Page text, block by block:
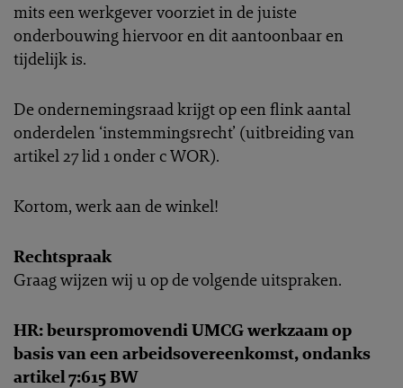
mits een werkgever voorziet in de juiste
onderbouwing hiervoor en dit aantoonbaar en
tijdelijk is.
De ondernemingsraad krijgt op een flink aantal
onderdelen ‘instemmingsrecht’ (uitbreiding van
artikel 27 lid 1 onder c WOR).
Kortom, werk aan de winkel!
Rechtspraak
Graag wijzen wij u op de volgende uitspraken.
HR: beurspromovendi UMCG werkzaam op
basis van een arbeidsovereenkomst, ondanks
artikel 7:615 BW